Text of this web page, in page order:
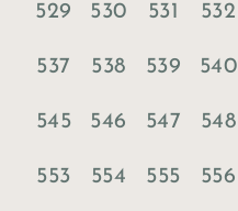
529 530 531 532
537 538 539 540
545 546 547 548
553 554 555 556